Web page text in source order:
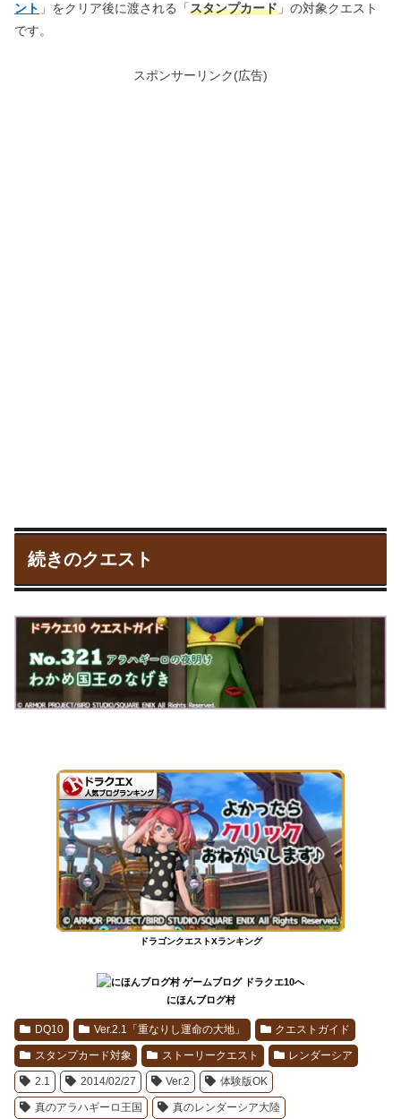
ント 」をクリア後に渡される「スタンプカード 」の対象クエスト
です。
スポンサーリンク(広告)
続きのクエスト
ドラゴンクエストXランキング
にほんブログ村
DQ10 Ver.2.1「重なりし運命の大地」 クエストガイド
スタンプカード対象 ストーリークエスト レンダーシア
2.1 2014/02/27 Ver.2 体験版OK
真のアラハギーロ王国 真のレンダーシア大陸